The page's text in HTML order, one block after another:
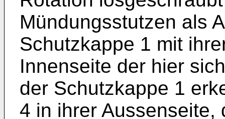
Mündungsstutzen als
Schutzkappe 1 mit
Innenseite der hier
der Schutzkappe 1
4 in ihrer Aussenseite,